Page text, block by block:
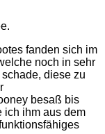
fanden sich im
noch in sehr
diese zu
besaß bis
ich ihm aus dem